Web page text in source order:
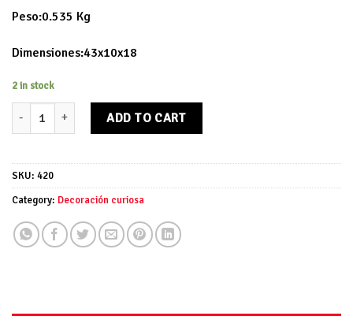
Peso:0.535 Kg
Dimensiones:43x10x18
2 in stock
Porta velas bandeja Peltre quantity
ADD TO CART
SKU: 420
Category: Decoración curiosa